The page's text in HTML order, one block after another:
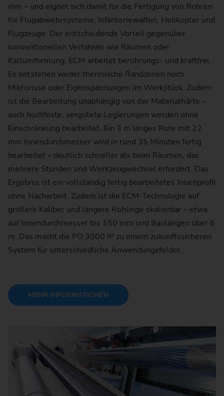
mm – und eignet sich damit für die Fertigung von Rohren
für Flugabwehrsysteme, Infanteriewaffen, Helikopter und
Flugzeuge. Der entscheidende Vorteil gegenüber
konventionellen Verfahren wie Räumen oder
Kaltumformung: ECM arbeitet berührungs- und kraftfrei.
Es entstehen weder thermische Randzonen noch
Mikrorisse oder Eigenspannungen im Werkstück. Zudem
ist die Bearbeitung unabhängig von der Materialhärte –
auch hochfeste, vergütete Legierungen werden ohne
Einschränkung bearbeitet. Ein 3 m langes Rohr mit 22
mm Innendurchmesser wird in rund 35 Minuten fertig
bearbeitet – deutlich schneller als beim Räumen, das
mehrere Stunden und Werkzeugwechsel erfordert. Das
Ergebnis ist ein vollständig fertig bearbeitetes Innenprofil
ohne Nacharbeit. Zudem ist die ECM-Technologie auf
größere Kaliber und längere Rohlinge skalierbar – etwa
auf Innendurchmesser bis 150 mm und Baulängen über 6
m. Das macht die PO 3000 IP zu einem zukunftssicheren
System für unterschiedliche Anwendungsfelder.
MEHR INFORMATIONEN